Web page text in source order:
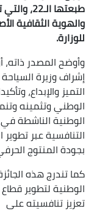
طبعتها
والهوية الثقافية
للوزارة.
وأوضح المصدر ذاته،
إشراف وزيرة السياحة
التميز والإبداع،
الوطني وتثمينه
الوطنية الناشطة في
التنافسية عبر تطوير
بجودة المنتوج الحرفي".
كما تندرج هذه
الوطنية لتطوير قطاع
تعزيز تنافسيته على